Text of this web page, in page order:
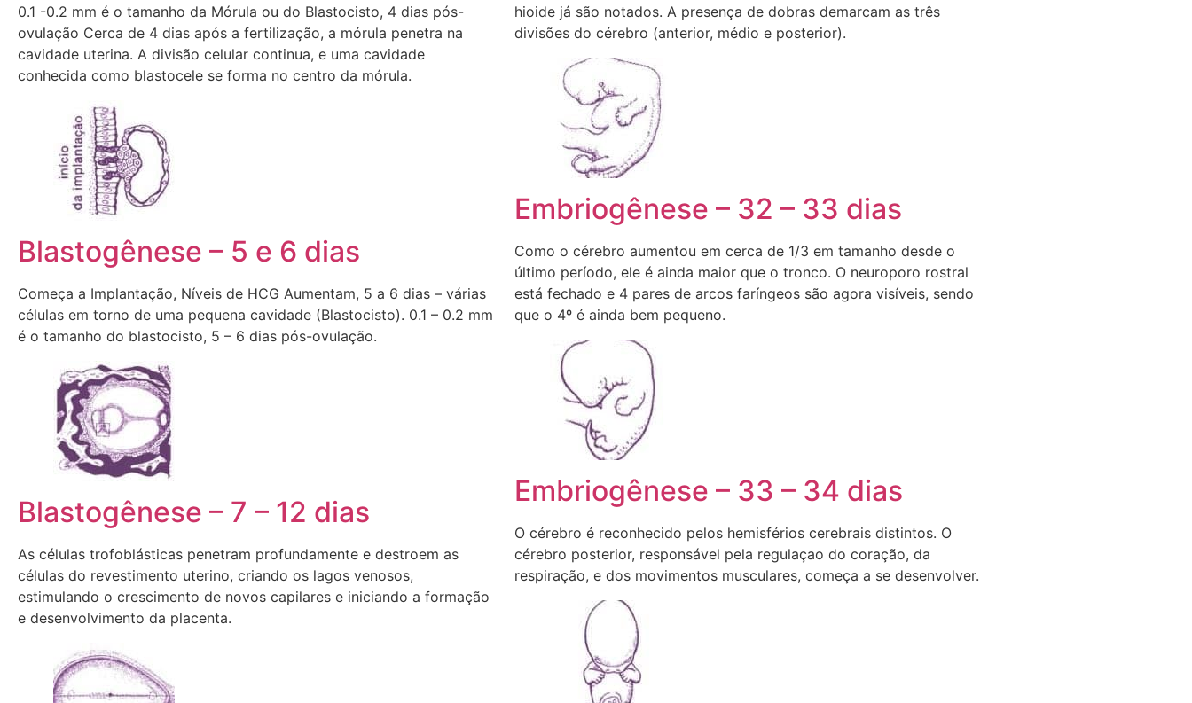
0.1 -0.2 mm é o tamanho da Mórula ou do Blastocisto, 4 dias pós-
ovulação Cerca de 4 dias após a fertilização, a mórula penetra na
cavidade uterina. A divisão celular continua, e uma cavidade
conhecida como blastocele se forma no centro da mórula.
Blastogênese – 5 e 6 dias
Começa a Implantação, Níveis de HCG Aumentam, 5 a 6 dias – várias
células em torno de uma pequena cavidade (Blastocisto). 0.1 – 0.2 mm
é o tamanho do blastocisto, 5 – 6 dias pós-ovulação.
Blastogênese – 7 – 12 dias
As células trofoblásticas penetram profundamente e destroem as
células do revestimento uterino, criando os lagos venosos,
estimulando o crescimento de novos capilares e iniciando a formação
e desenvolvimento da placenta.
hioide já são notados. A presença de dobras demarcam as três
divisões do cérebro (anterior, médio e posterior).
Embriogênese – 32 – 33 dias
Como o cérebro aumentou em cerca de 1/3 em tamanho desde o
último período, ele é ainda maior que o tronco. O neuroporo rostral
está fechado e 4 pares de arcos faríngeos são agora visíveis, sendo
que o 4º é ainda bem pequeno.
Embriogênese – 33 – 34 dias
O cérebro é reconhecido pelos hemisférios cerebrais distintos. O
cérebro posterior, responsável pela regulaçao do coração, da
respiração, e dos movimentos musculares, começa a se desenvolver.